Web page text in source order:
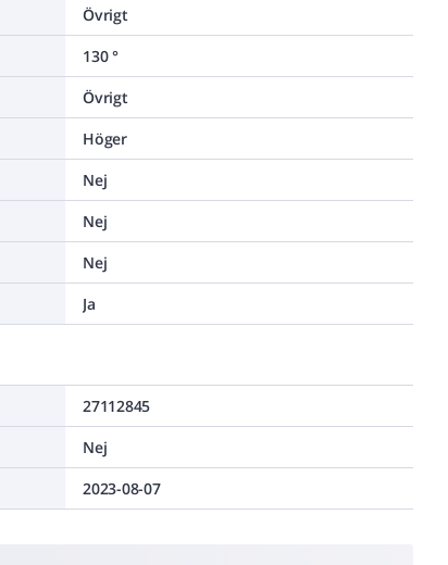
Övrigt
130 °
Övrigt
Höger
Nej
Nej
Nej
Ja
27112845
Nej
2023-08-07